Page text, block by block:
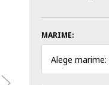
MARIME:
Alege marime: